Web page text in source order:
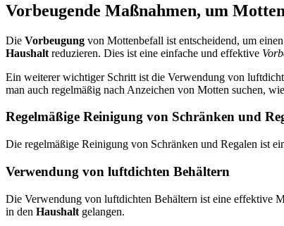
Vorbeugende Maßnahmen, um
Die Vorbeugung von Mottenbefall ist entscheidend, um
Haushalt reduzieren. Dies ist eine einfache und effektive
Ein weiterer wichtiger Schritt ist die Verwendung von
man auch regelmäßig nach Anzeichen von Motten suchen,
Regelmäßige Reinigung von Schränken und
Die regelmäßige Reinigung von Schränken und Regalen ist
Verwendung von luftdichten Behältern
Die Verwendung von luftdichten Behältern ist eine effektive
in den Haushalt gelangen.